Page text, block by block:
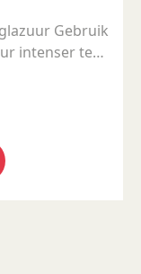
Gebruik
intenser te
er een